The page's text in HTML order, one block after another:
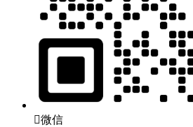
微信